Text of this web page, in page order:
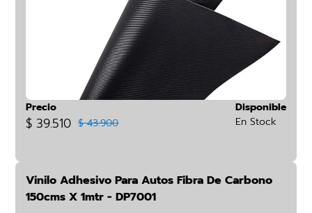
Precio
$ 39.510 $ 43.900
Disponible
En Stock
Vinilo Adhesivo Para Autos Fibra De Carbono
150cms X 1mtr - DP7001